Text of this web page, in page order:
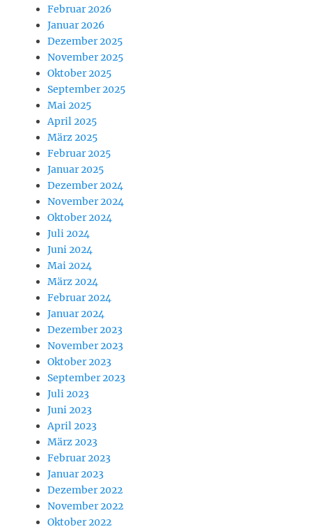
Februar 2026
Januar 2026
Dezember 2025
November 2025
Oktober 2025
September 2025
Mai 2025
April 2025
März 2025
Februar 2025
Januar 2025
Dezember 2024
November 2024
Oktober 2024
Juli 2024
Juni 2024
Mai 2024
März 2024
Februar 2024
Januar 2024
Dezember 2023
November 2023
Oktober 2023
September 2023
Juli 2023
Juni 2023
April 2023
März 2023
Februar 2023
Januar 2023
Dezember 2022
November 2022
Oktober 2022